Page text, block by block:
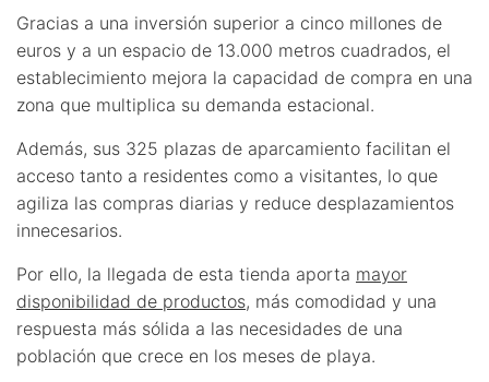
Gracias a una inversión superior a cinco millones de
euros y a un espacio de 13.000 metros cuadrados, el
establecimiento mejora la capacidad de compra en una
zona que multiplica su demanda estacional.
Además, sus 325 plazas de aparcamiento facilitan el
acceso tanto a residentes como a visitantes, lo que
agiliza las compras diarias y reduce desplazamientos
innecesarios.
Por ello, la llegada de esta tienda aporta mayor
disponibilidad de productos, más comodidad y una
respuesta más sólida a las necesidades de una
población que crece en los meses de playa.